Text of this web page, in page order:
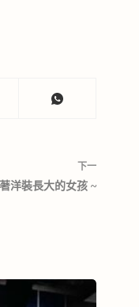
下一
洋裝長大的女孩 ~